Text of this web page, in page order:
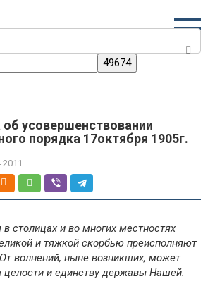
усовершенствовании
порядка 17октября 1905г.
столицах и во многих местностях
и тяжкой скорбью преисполняют
волнений, ныне возникших, может
целости и единству державы Нашей.